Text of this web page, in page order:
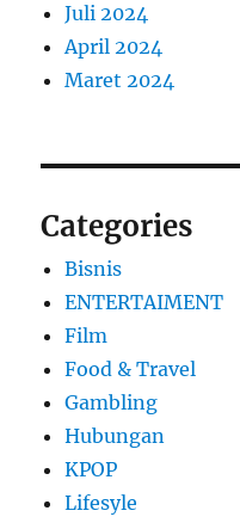
Juli 2024
April 2024
Maret 2024
Categories
Bisnis
ENTERTAIMENT
Film
Food & Travel
Gambling
Hubungan
KPOP
Lifesyle